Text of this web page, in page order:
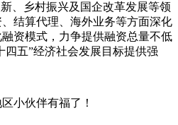
、乡村振兴及国企改革发展等领
结算代理、海外业务等方面深化
资模式，力争提供融资总量不低
四五”经济社会发展目标提供强